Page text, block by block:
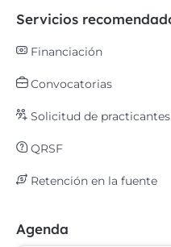
Servicios
Financiación
Convocatorias
Solicitud de practicantes
QRSF
Retención en la fuente
Agenda